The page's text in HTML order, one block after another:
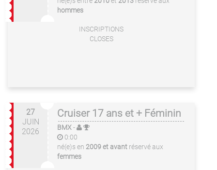
hommes
INSCRIPTIONS
CLOSES
27
JUIN
2026
Cruiser 17 ans et + Féminin
BMX-
0:00
né(e)s en 2009 et avant réservé aux
femmes